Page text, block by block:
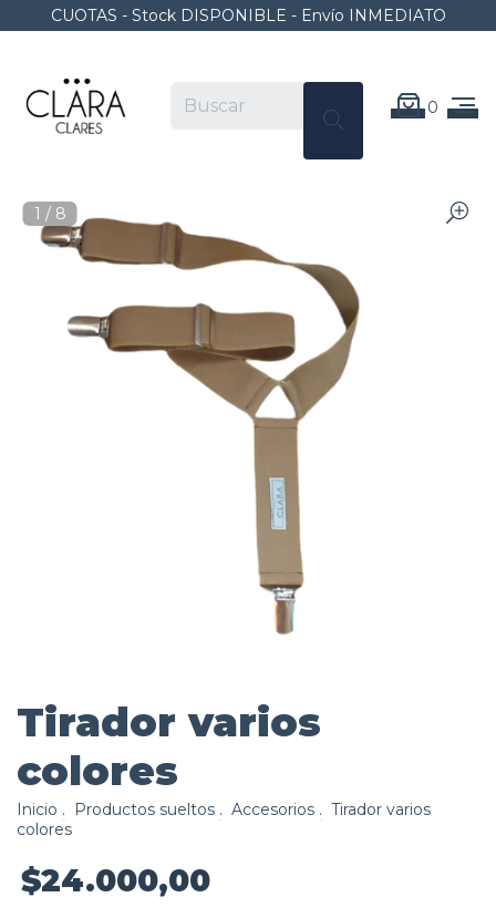
CUOTAS - Stock DISPONIBLE - Envío INMEDIATO
0
Tirador varios
colores
Inicio . Productos sueltos . Accesorios . Tirador varios
colores
$24.000,00
1 / 8